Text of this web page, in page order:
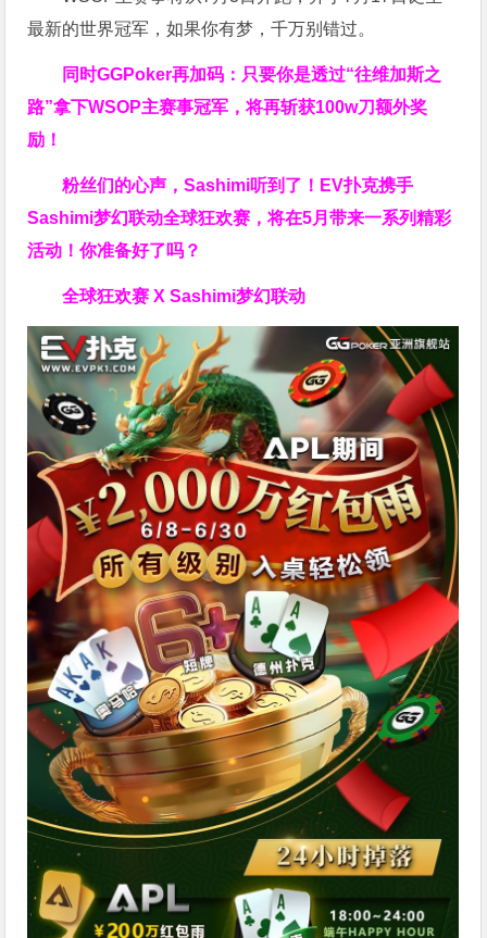
最新的世界冠军，如果你有梦，千万别错过。
同时GGPoker再加码：只要你是透过“往维加斯之
路”拿下WSOP主赛事冠军，将再斩获100w刀额外奖
励！
粉丝们的心声，Sashimi听到了！EV扑克携手
Sashimi梦幻联动全球狂欢赛，将在5月带来一系列精彩
活动！你准备好了吗？
全球狂欢赛 X Sashimi梦幻联动